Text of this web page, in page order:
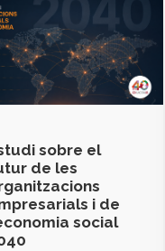
sobre el
de les
i de
social